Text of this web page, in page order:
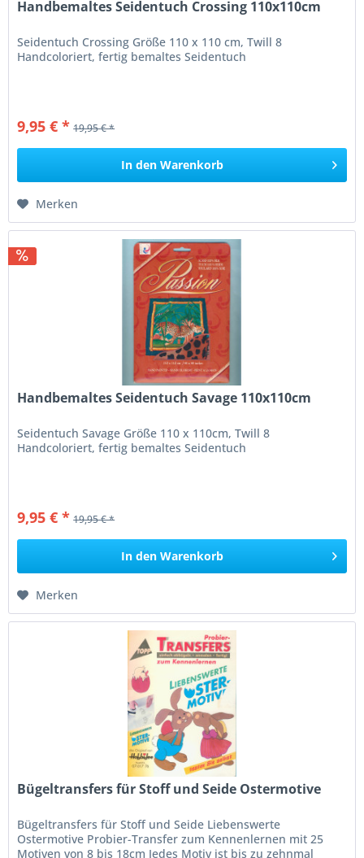
Handbemaltes Seidentuch Crossing 110x110cm
Seidentuch Crossing Größe 110 x 110 cm, Twill 8
Handcoloriert, fertig bemaltes Seidentuch
9,95 € * 19,95 € *
In den Warenkorb
Merken
Handbemaltes Seidentuch Savage 110x110cm
Seidentuch Savage Größe 110 x 110cm, Twill 8
Handcoloriert, fertig bemaltes Seidentuch
9,95 € * 19,95 € *
In den Warenkorb
Merken
Bügeltransfers für Stoff und Seide Ostermotive
Bügeltransfers für Stoff und Seide Liebenswerte
Ostermotive Probier-Transfer zum Kennenlernen mit 25
Motiven von 8 bis 18cm Jedes Motiv ist bis zu zehnmal